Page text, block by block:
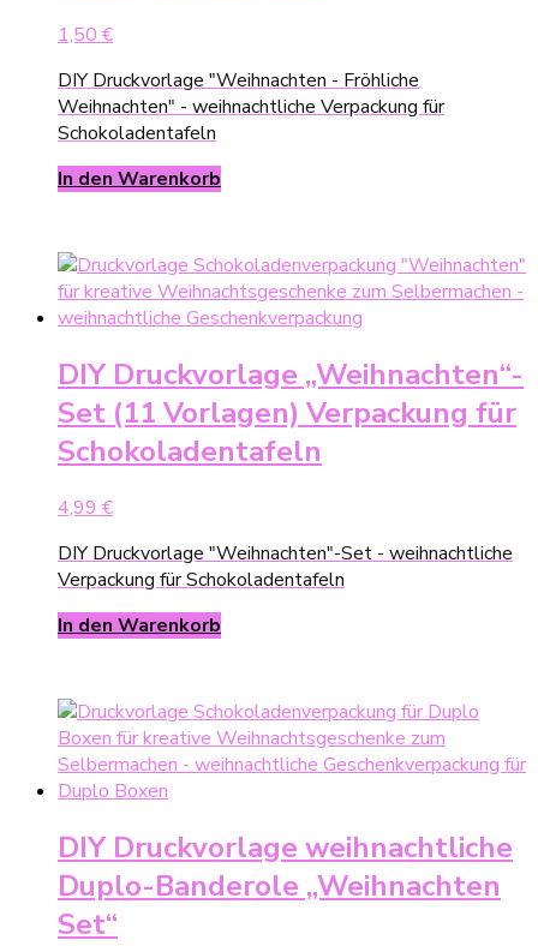
1,50 €
DIY Druckvorlage "Weihnachten - Fröhliche
Weihnachten" - weihnachtliche Verpackung für
Schokoladentafeln
In den Warenkorb
DIY Druckvorlage „Weihnachten“-
Set (11 Vorlagen) Verpackung für
Schokoladentafeln
4,99 €
DIY Druckvorlage "Weihnachten"-Set - weihnachtliche
Verpackung für Schokoladentafeln
In den Warenkorb
DIY Druckvorlage weihnachtliche
Duplo-Banderole „Weihnachten
Set“